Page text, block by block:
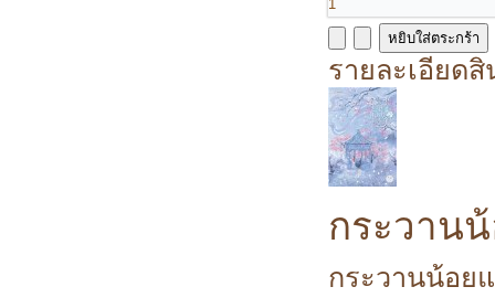
รายละเอียด
กระวาน
กระวานน้อย